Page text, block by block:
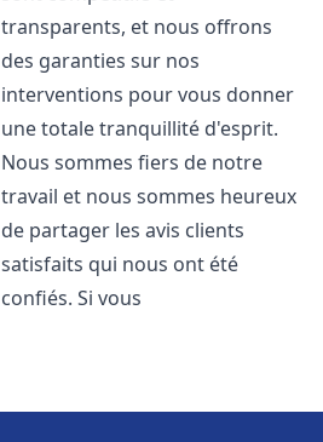
transparents, et nous offrons
des garanties sur nos
interventions pour vous donner
une totale tranquillité d'esprit.
Nous sommes fiers de notre
travail et nous sommes heureux
de partager les avis clients
satisfaits qui nous ont été
confiés. Si vous